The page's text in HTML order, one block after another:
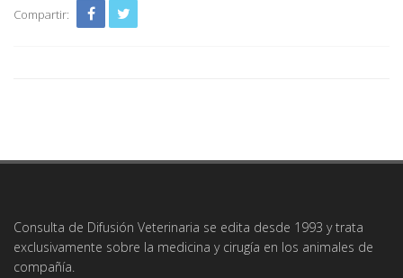
Compartir:
Consulta de Difusión Veterinaria se edita desde 1993 y trata
exclusivamente sobre la medicina y cirugía en los animales de
compañía.